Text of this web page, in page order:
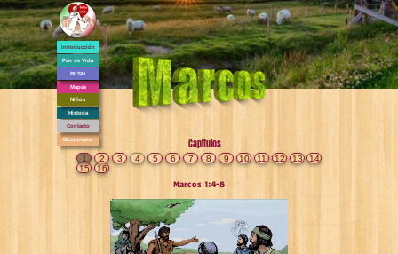
Introducción
Pan de Vida
BLSM
Mapas
Niños
Historia
Contacto
Diccionario Capítulos
1 2 3 4 5 6 7 8 9 10 11 12 13
14
15
16
Marcos 1:4-8